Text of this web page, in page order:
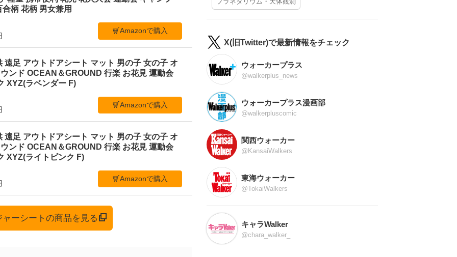
柄 花柄 男女兼用
Amazonで購入
遠足 アウトドアシート マット 男の子 女の子 オ
ンド OCEAN＆GROUND 行楽 お花見 運動会
XYZ(ラベンダー F)
Amazonで購入
遠足 アウトドアシート マット 男の子 女の子 オ
ンド OCEAN＆GROUND 行楽 お花見 運動会
XYZ(ライトピンク F)
Amazonで購入
ーシートの商品を見る
X(旧Twitter)で最新情報をチェック
ウォーカープラス
@walkerplus_news
ウォーカープラス漫画部
@walkerpluscomic
関西ウォーカー
@KansaiWalkers
東海ウォーカー
@TokaiWalkers
キャラWalker
@chara_walker_